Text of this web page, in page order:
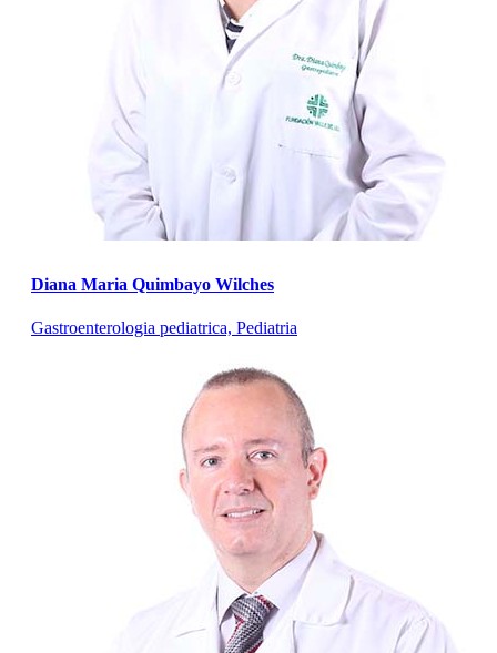
Diana Maria Quimbayo Wilches
Gastroenterologia pediatrica, Pediatria